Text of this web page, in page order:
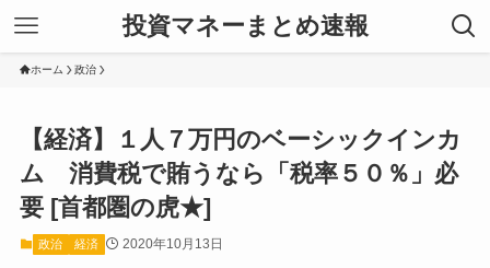
投資マネーまとめ速報
ホーム 政治
【経済】１人７万円のベーシックインカ
ム 消費税で賄うなら「税率５０％」必
要 [首都圏の虎★]
政治 経済 2020年10月13日